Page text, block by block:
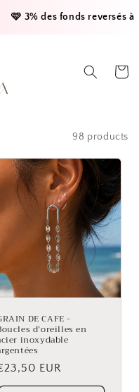
des fonds reversés à la
Cart
98 products
DE CAFE -
d’oreilles en
inoxydable
EUR